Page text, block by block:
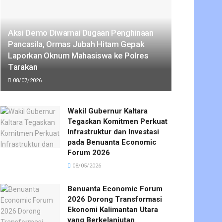
Aksi Demo Diwarnai Dugaan Penghinaan
Pancasila, Ormas Jubah Hitam Gepak
Laporkan Oknum Mahasiswa ke Polres
Tarakan
08/07/2026
Wakil Gubernur Kaltara
Tegaskan Komitmen Perkuat
Infrastruktur dan Investasi
pada Benuanta Economic
Forum 2026
08/05/2026
Benuanta Economic Forum
2026 Dorong Transformasi
Ekonomi Kalimantan Utara
yang Berkelanjutan